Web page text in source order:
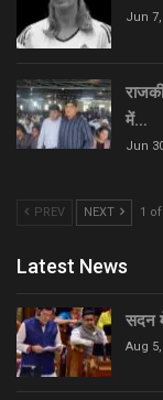
Jun
में…
Jun
PREV NEXT 1
Latest News
सदन
Aug